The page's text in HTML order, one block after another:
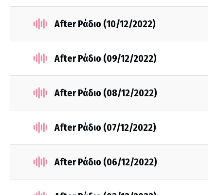
After Ράδιο (10/12/2022)
After Ράδιο (09/12/2022)
After Ράδιο (08/12/2022)
After Ράδιο (07/12/2022)
After Ράδιο (06/12/2022)